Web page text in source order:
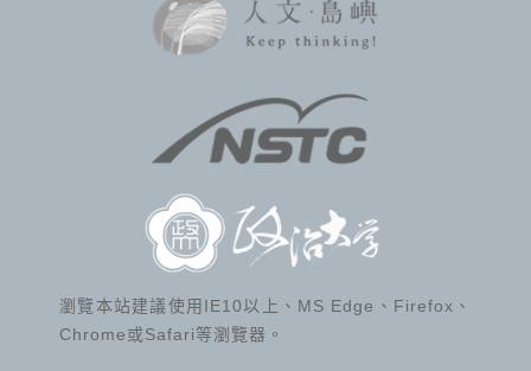
瀏覽本站建議使用IE10以上、MS Edge、Firefox、
Chrome或Safari等瀏覽器。